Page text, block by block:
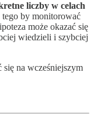
liczby w celach
tego by monitorować
może okazać się
wiedzieli i szybciej
na wcześniejszym